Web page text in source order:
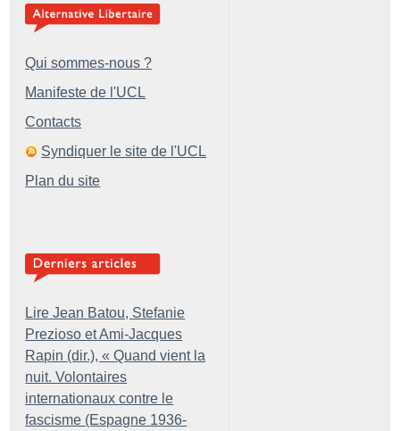
Qui sommes-nous ?
Manifeste de l'UCL
Contacts
Syndiquer le site de l'UCL
Plan du site
Lire Jean Batou, Stefanie
Prezioso et Ami-Jacques
Rapin (dir.), « Quand vient la
nuit. Volontaires
internationaux contre le
fascisme (Espagne 1936-